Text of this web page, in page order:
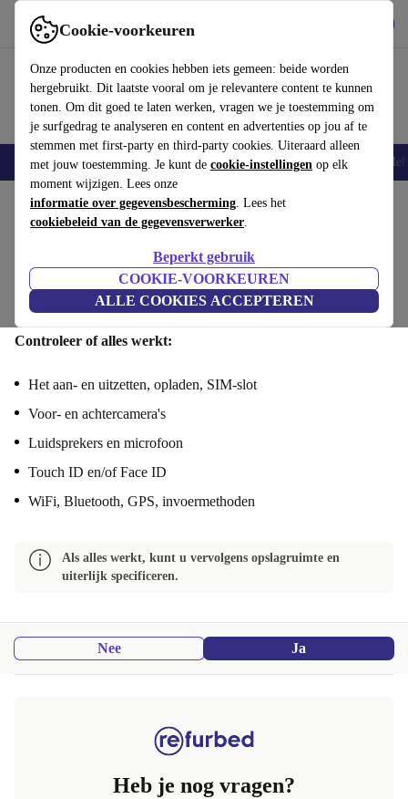
Cookie-voorkeuren
Onze producten en cookies hebben iets gemeen: beide worden
hergebruikt. Dit laatste vooral om je relevantere content te kunnen
tonen. Om dit goed te laten werken, vragen we je toestemming om
je surfgedrag te analyseren en content en advertenties op jou af te
stemmen met first-party en third-party cookies. Uiteraard alleen
met jouw toestemming. Je kunt de cookie-instellingen op elk
moment wijzigen. Lees onze
informatie over gegevensbescherming. Lees het
cookiebeleid van de gegevensverwerker.
Beperkt gebruik
COOKIE-VOORKEUREN
ALLE COOKIES ACCEPTEREN
Gebruik refurbed snel en eenvoudig
Smartphones Laptops Tablets Smartwatches Accessoires
Verkoop je Sony Xperia 5 3 : Functionaliteit
Functionaliteit Specificaties Aanbod
Controleer of alles werkt:
Het aan- en uitzetten, opladen, SIM-slot
Voor- en achtercamera's
Luidsprekers en microfoon
Touch ID en/of Face ID
WiFi, Bluetooth, GPS, invoermethoden
Als alles werkt, kunt u vervolgens opslagruimte en
uiterlijk specificeren.
Nee Ja
Heb je nog vragen?